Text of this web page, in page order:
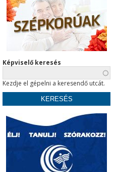
Képviselő keresés
Kezdje el gépelni a keresendő utcát.